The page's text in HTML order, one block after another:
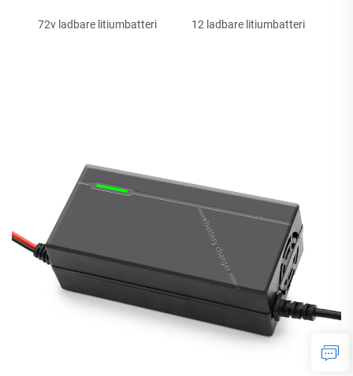
72v ladbare litiumbatteri 12 ladbare litiumbatteri